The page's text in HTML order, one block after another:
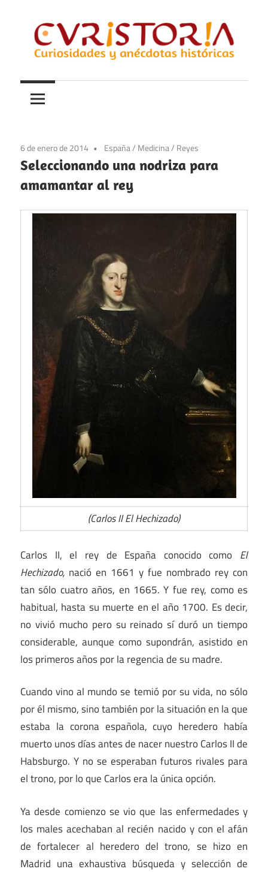
contenido
Curistoria
y
anécdotas
historia
6 de enero de 2014 España/ Medicina/ Reyes
Seleccionando una nodriza para
amamantar al rey
(Carlos II El Hechizado)
Carlos II, el rey de España conocido como El
Hechizado, nació en 1661 y fue nombrado rey con
tan sólo cuatro años, en 1665. Y fue rey, como es
habitual, hasta su muerte en el año 1700. Es decir,
no vivió mucho pero su reinado sí duró un tiempo
considerable, aunque como supondrán, asistido en
los primeros años por la regencia de su madre.
Cuando vino al mundo se temió por su vida, no sólo
por él mismo, sino también por la situación en la que
estaba la corona española, cuyo heredero había
muerto unos días antes de nacer nuestro Carlos II de
Habsburgo. Y no se esperaban futuros rivales para
el trono, por lo que Carlos era la única opción.
Ya desde comienzo se vio que las enfermedades y
los males acechaban al recién nacido y con el afán
de fortalecer al heredero del trono, se hizo en
Madrid una exhaustiva búsqueda y selección de